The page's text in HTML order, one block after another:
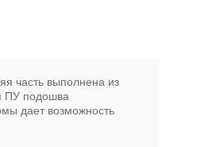
часть выполнена из
ПУ подошва
дает возможность